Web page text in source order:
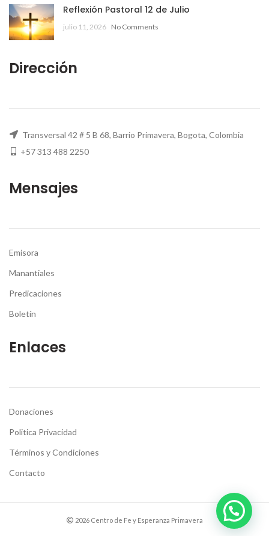
Reflexión Pastoral 12 de Julio
julio 11, 2026 No Comments
Dirección
Transversal 42 # 5 B 68, Barrio Primavera, Bogota, Colombia
+57 313 488 2250
Mensajes
Emisora
Manantiales
Predicaciones
Boletín
Enlaces
Donaciones
Politica Privacidad
Términos y Condiciones
Contacto
2026 Centro de Fe y Esperanza Primavera